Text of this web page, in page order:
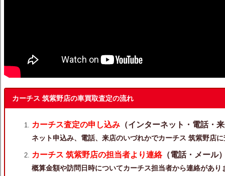
カーチス 筑紫野店の車買取査定の流れ
カーチス査定の申し込み（インターネット・電話・
ネット申込み、電話、来店のいづれかでカーチス 筑紫野店
カーチス 筑紫野店の担当者より連絡（電話・メール
概算金額や訪問日時についてカーチス担当者から連絡があり